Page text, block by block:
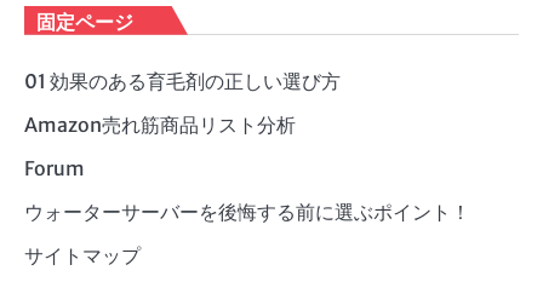
ゴ
リ
ー
固定ページ
01 効果のある育毛剤の正しい選び方
Amazon売れ筋商品リスト分析
Forum
ウォーターサーバーを後悔する前に選ぶポイント！
サイトマップ